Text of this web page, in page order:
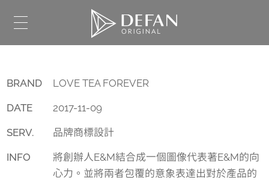
BRAND LOVE TEA FOREVER
DATE 2017-11-09
SERV. 品牌商標設計
INFO
將創辦人E&M結合成一個圖像代表著E&M的向
心力。並將兩者包覆的意象表達出對於產品的